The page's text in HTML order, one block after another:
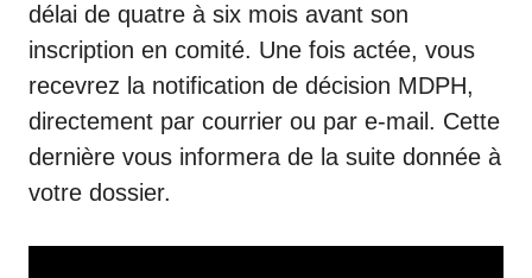
délai de quatre à six mois avant son
inscription en comité. Une fois actée, vous
recevrez la notification de décision MDPH,
directement par courrier ou par e-mail. Cette
dernière vous informera de la suite donnée à
votre dossier.